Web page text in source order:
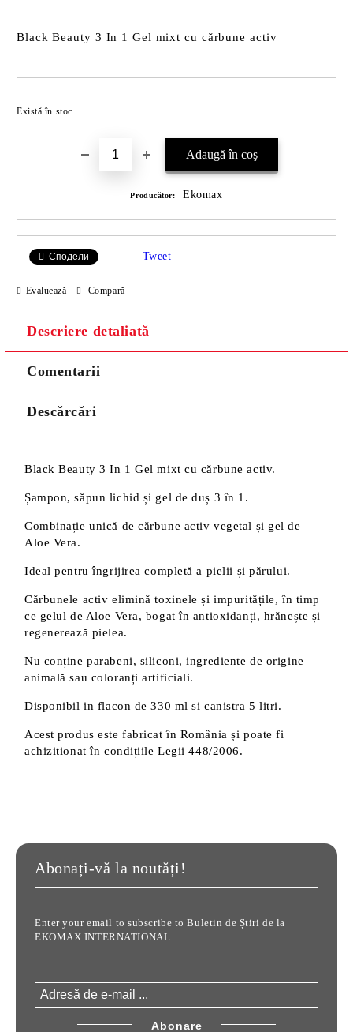
Black Beauty 3 In 1 Gel mixt cu cărbune activ
Există în stoc
Producător: Ekomax
Сподели Tweet
Evaluează Compară
Descriere detaliată
Comentarii
Descărcări
Black Beauty 3 In 1 Gel mixt cu cărbune activ.
Șampon, săpun lichid și gel de duș 3 în 1.
Combinație unică de cărbune activ vegetal și gel de
Aloe Vera.
Ideal pentru îngrijirea completă a pielii și părului.
Cărbunele activ elimină toxinele și impuritățile, în timp
ce gelul de Aloe Vera, bogat în antioxidanți, hrănește și
regenerează pielea.
Nu conține parabeni, siliconi, ingrediente de origine
animală sau coloranți artificiali.
Disponibil in flacon de 330 ml si canistra 5 litri.
Acest produs este fabricat în România și poate fi
achizitionat în condițiile Legii 448/2006.
Abonați-vă la noutăți!
Enter your email to subscribe to Buletin de Știri de la
EKOMAX INTERNATIONAL: